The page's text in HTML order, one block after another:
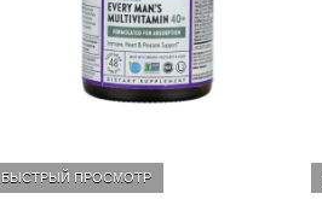
БЫСТРЫЙ ПРОСМОТР